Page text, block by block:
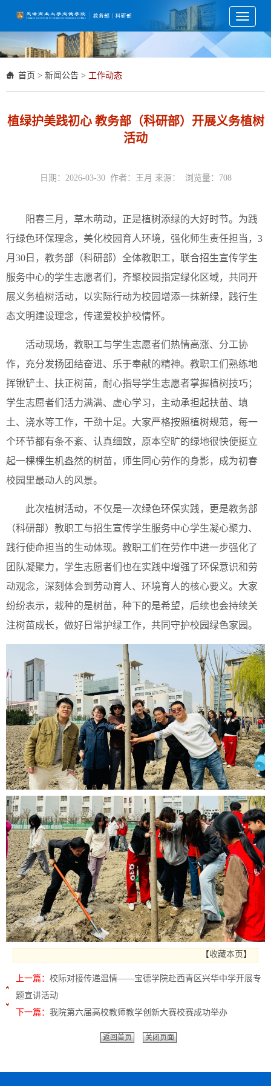
Toggle
首页 > 新闻公告 > 工作动态
植绿护美践初心 教务部（科研部）开展义务植树
活动
日期：2026-03-30 作者：王月 来源： 浏览量： 708
阳春三月，草木萌动，正是植树添绿的大好时节。为践
行绿色环保理念，美化校园育人环境，强化师生责任担当，3
月30日，教务部（科研部）全体教职工，联合招生宣传学生
服务中心的学生志愿者们，齐聚校园指定绿化区域，共同开
展义务植树活动，以实际行动为校园增添一抹新绿，践行生
态文明建设理念，传递爱校护校情怀。
活动现场，教职工与学生志愿者们热情高涨、分工协
作，充分发扬团结奋进、乐于奉献的精神。教职工们熟练地
挥锹铲土、扶正树苗，耐心指导学生志愿者掌握植树技巧；
学生志愿者们活力满满、虚心学习，主动承担起扶苗、填
土、浇水等工作，干劲十足。大家严格按照植树规范，每一
个环节都有条不紊、认真细致，原本空旷的绿地很快便挺立
起一棵棵生机盎然的树苗，师生同心劳作的身影，成为初春
校园里最动人的风景。
此次植树活动，不仅是一次绿色环保实践，更是教务部
（科研部）教职工与招生宣传学生服务中心学生凝心聚力、
践行使命担当的生动体现。教职工们在劳作中进一步强化了
团队凝聚力，学生志愿者们也在实践中增强了环保意识和劳
动观念，深刻体会到劳动育人、环境育人的核心要义。大家
纷纷表示，栽种的是树苗，种下的是希望，后续也会持续关
注树苗成长，做好日常护绿工作，共同守护校园绿色家园。
【收藏本页 】
上一篇： 校际对接传递温情——宝德学院赴西青区兴华中学开展专
题宣讲活动
下一篇： 我院第六届高校教师教学创新大赛校赛成功举办
返回首页 关闭页面